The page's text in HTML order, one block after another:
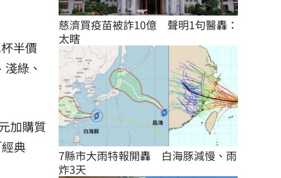
半價
綠、
加購質
典
慈濟買疫苗被詐10億　聲明1句醫轟：
太瞎
7縣市大雨特報開轟　白海豚減慢、雨
炸3天